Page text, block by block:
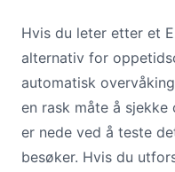
Hvis du leter etter et
alternativ for
automatisk
en rask måte å
er nede ved å teste
besøker. Hvis du